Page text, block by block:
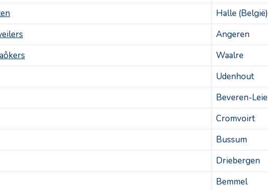
Halle (België)
Angeren
Waalre
Udenhout
Beveren-
Cromvoirt
Bussum
Driebergen
Bemmel